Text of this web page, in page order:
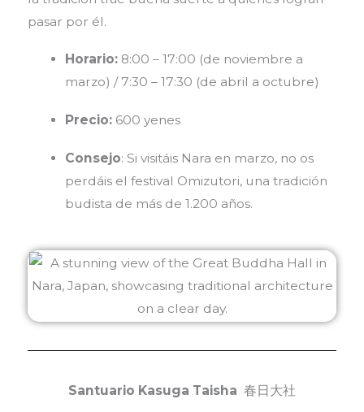
pasar por él.
Horario: 8:00 – 17:00 (de noviembre a
marzo) / 7:30 – 17:30 (de abril a octubre)
Precio: 600 yenes
Consejo: Si visitáis Nara en marzo, no os
perdáis el festival Omizutori, una tradición
budista de más de 1.200 años.
Santuario Kasuga Taisha 春日大社